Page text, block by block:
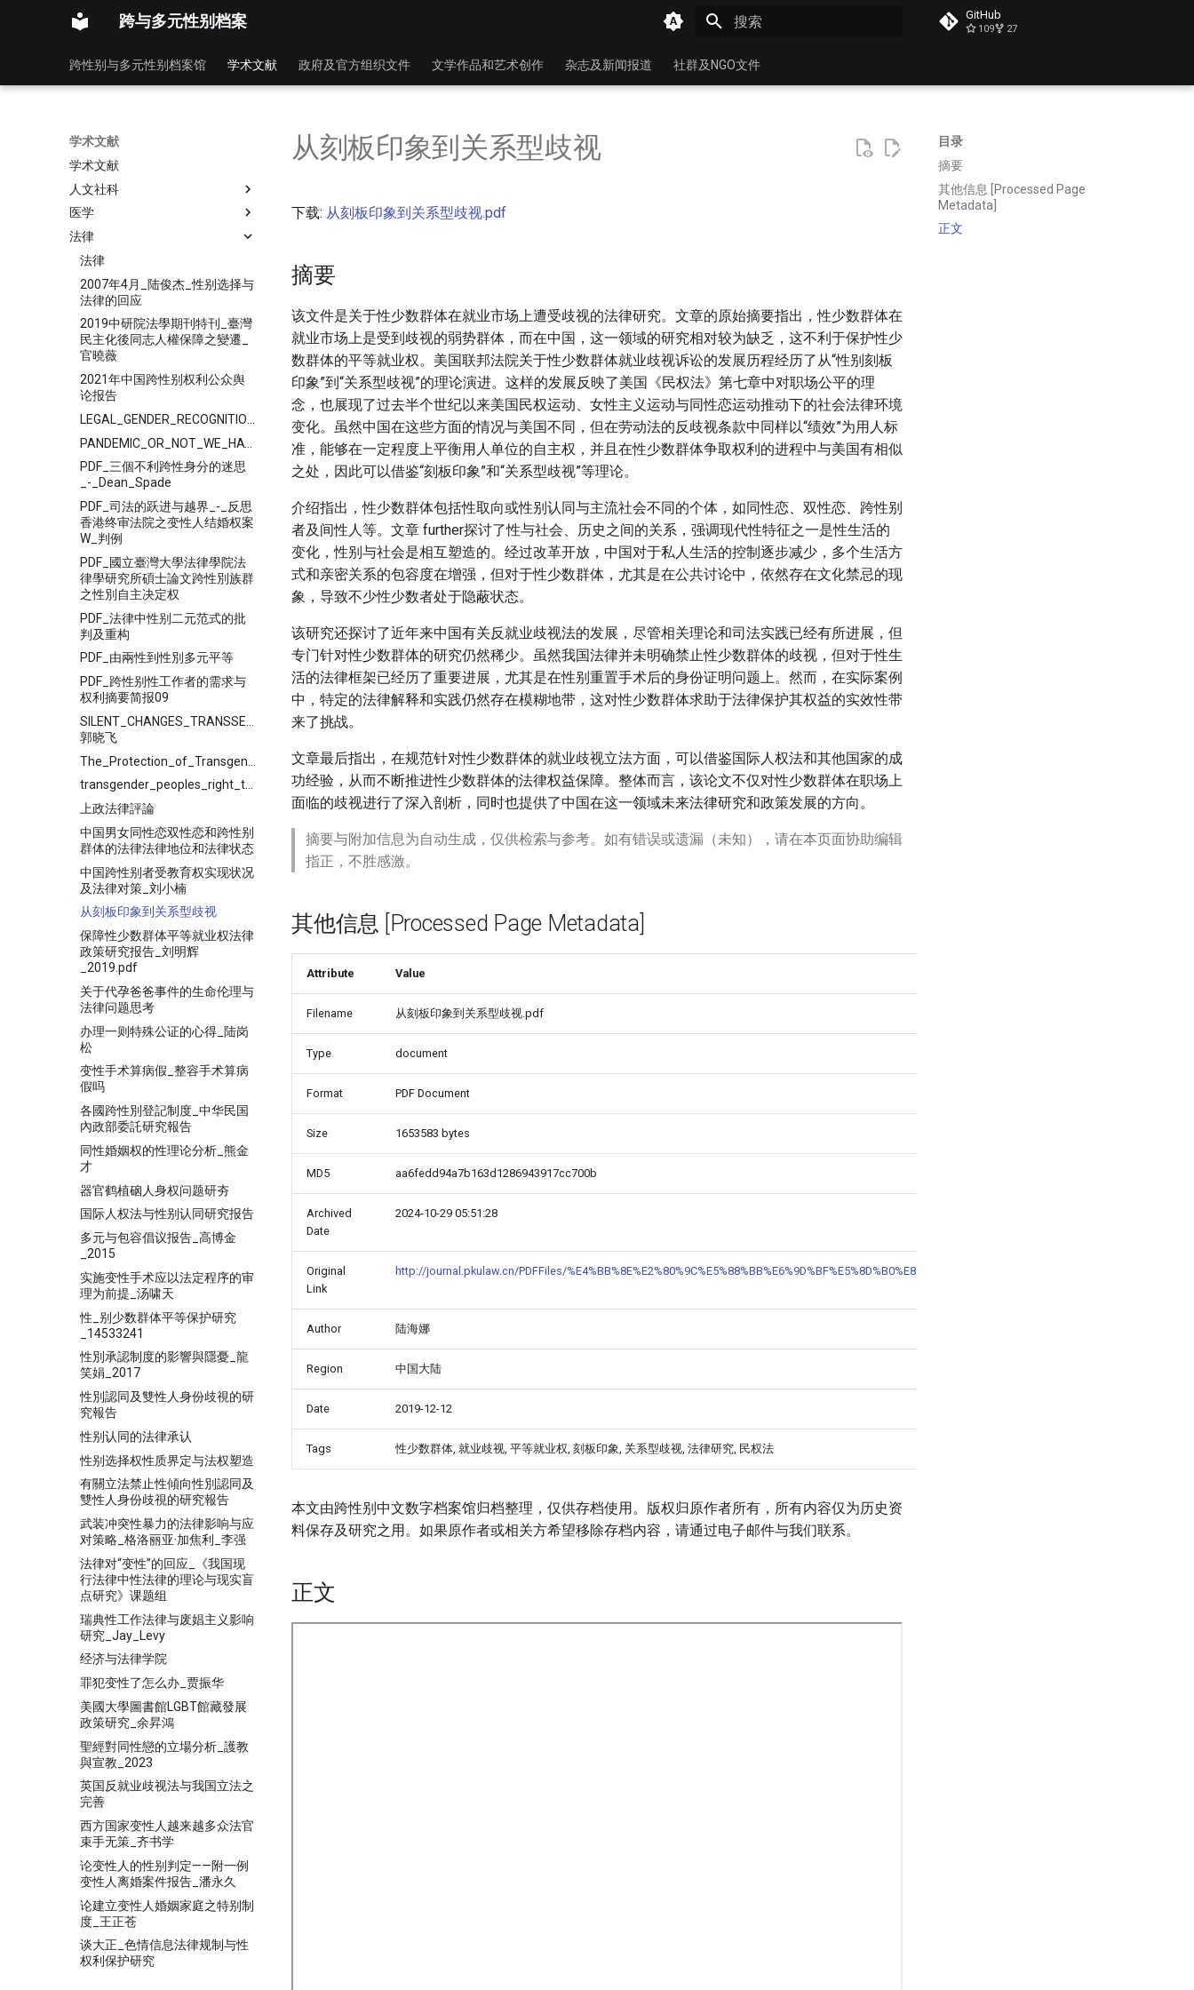
跨与多元性别档案 GitHub
109 27
跨性别与多元性别档案馆 学术文献 政府及官方组织文件 文学作品和艺术创作 杂志及新闻报道 社群及NGO文件
学术文献
学术文献
人文社科
医学
法律
法律
2007年4月_陆俊杰_性别选择与
法律的回应
2019中研院法學期刊特刊_臺灣
民主化後同志人權保障之變遷_
官曉薇
2021年中国跨性别权利公众舆
论报告
PDF_三個不利跨性身分的迷思
_-_Dean_Spade
PDF_司法的跃进与越界_-_反思
香港终审法院之变性人结婚权案
W_判例
PDF_國立臺灣大學法律學院法
律學研究所碩士論文跨性別族群
之性別自主决定权
PDF_法律中性别二元范式的批
判及重构
PDF_由兩性到性別多元平等
PDF_跨性别性工作者的需求与
权利摘要简报09
SILENT_CHANGES_TRANSSEXUALS'_-
郭晓飞
transgender_peoples_right_to_marry_in_vietnam_and_other
上政法律評論
中国男女同性恋双性恋和跨性别
群体的法律法律地位和法律状态
中国跨性别者受教育权实现状况
及法律对策_刘小楠
从刻板印象到关系型歧视
保障性少数群体平等就业权法律
政策研究报告_刘明辉
_2019.pdf
关于代孕爸爸事件的生命伦理与
法律问题思考
办理一则特殊公证的心得_陆岗
松
变性手术算病假_整容手术算病
假吗
各國跨性別登記制度_中华民国
內政部委託研究報告
同性婚姻权的性理论分析_熊金
才
器官鹤植硇人身权问题研夯
国际人权法与性别认同研究报告
多元与包容倡议报告_高博金
_2015
实施变性手术应以法定程序的审
理为前提_汤啸天
性_别少数群体平等保护研究
_14533241
性別承認制度的影響與隱憂_龍
笑娟_2017
性別認同及雙性人身份歧視的研
究報告
性别认同的法律承认
性别选择权性质界定与法权塑造
有關立法禁止性傾向性別認同及
雙性人身份歧視的研究報告
武装冲突性暴力的法律影响与应
对策略_格洛丽亚·加焦利_李强
法律对“变性”的回应_《我国现
行法律中性法律的理论与现实盲
点研究》课题组
瑞典性工作法律与废娼主义影响
研究_Jay_Levy
经济与法律学院
罪犯变性了怎么办_贾振华
美國大學圖書館LGBT館藏發展
政策研究_余昇鴻
聖經對同性戀的立場分析_護教
與宣教_2023
英国反就业歧视法与我国立法之
完善
西方国家变性人越来越多众法官
束手无策_齐书学
论变性人的性别判定——附一例
变性人离婚案件报告_潘永久
论建立变性人婚姻家庭之特别制
度_王正苍
谈大正_色情信息法律规制与性
权利保护研究
目录
摘要
其他信息 [Processed Page
Metadata]
正文
从刻板印象到关系型歧视
下载: 从刻板印象到关系型歧视.pdf
摘要
该文件是关于性少数群体在就业市场上遭受歧视的法律研究。文章的原始摘要指出，性少数群体在
就业市场上是受到歧视的弱势群体，而在中国，这一领域的研究相对较为缺乏，这不利于保护性少
数群体的平等就业权。美国联邦法院关于性少数群体就业歧视诉讼的发展历程经历了从“性别刻板
印象”到“关系型歧视”的理论演进。这样的发展反映了美国《民权法》第七章中对职场公平的理
念，也展现了过去半个世纪以来美国民权运动、女性主义运动与同性恋运动推动下的社会法律环境
变化。虽然中国在这些方面的情况与美国不同，但在劳动法的反歧视条款中同样以“绩效”为用人标
准，能够在一定程度上平衡用人单位的自主权，并且在性少数群体争取权利的进程中与美国有相似
之处，因此可以借鉴“刻板印象”和“关系型歧视”等理论。
介绍指出，性少数群体包括性取向或性别认同与主流社会不同的个体，如同性恋、双性恋、跨性别
者及间性人等。文章 further探讨了性与社会、历史之间的关系，强调现代性特征之一是性生活的
变化，性别与社会是相互塑造的。经过改革开放，中国对于私人生活的控制逐步减少，多个生活方
式和亲密关系的包容度在增强，但对于性少数群体，尤其是在公共讨论中，依然存在文化禁忌的现
象，导致不少性少数者处于隐蔽状态。
该研究还探讨了近年来中国有关反就业歧视法的发展，尽管相关理论和司法实践已经有所进展，但
专门针对性少数群体的研究仍然稀少。虽然我国法律并未明确禁止性少数群体的歧视，但对于性生
活的法律框架已经历了重要进展，尤其是在性别重置手术后的身份证明问题上。然而，在实际案例
中，特定的法律解释和实践仍然存在模糊地带，这对性少数群体求助于法律保护其权益的实效性带
来了挑战。
文章最后指出，在规范针对性少数群体的就业歧视立法方面，可以借鉴国际人权法和其他国家的成
功经验，从而不断推进性少数群体的法律权益保障。整体而言，该论文不仅对性少数群体在职场上
面临的歧视进行了深入剖析，同时也提供了中国在这一领域未来法律研究和政策发展的方向。
摘要与附加信息为自动生成，仅供检索与参考。如有错误或遗漏（未知），请在本页面协助编辑
指正，不胜感激。
其他信息 [Processed Page Metadata]
Attribute Value
Filename 从刻板印象到关系型歧视.pdf
Type document
Format PDF Document
Size 1653583 bytes
MD5 aa6fedd94a7b163d1286943917cc700b
Archived
Date
2024-10-29 05:51:28
Original
Link
http://journal.pkulaw.cn/PDFFiles/
Author 陆海娜
Region 中国大陆
Date 2019-12-12
Tags 性少数群体, 就业歧视, 平等就业权, 刻板印象, 关系型歧视, 法律研究, 民权法
本文由跨性别中文数字档案馆归档整理，仅供存档使用。版权归原作者所有，所有内容仅为历史资
料保存及研究之用。如果原作者或相关方希望移除存档内容，请通过电子邮件与我们联系。
正文